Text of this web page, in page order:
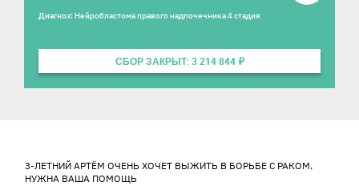
Диагноз: Нейробластома правого надпочечника 4 стадия
СБОР ЗАКРЫТ: 3 214 844 ₽
3-ЛЕТНИЙ АРТЁМ ОЧЕНЬ ХОЧЕТ ВЫЖИТЬ В БОРЬБЕ С РАКОМ.
НУЖНА ВАША ПОМОЩЬ